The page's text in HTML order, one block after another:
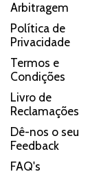
Arbitragem
Política de
Privacidade
Termos e
Condições
Livro de
Reclamações
Dê-nos o seu
Feedback
FAQ's